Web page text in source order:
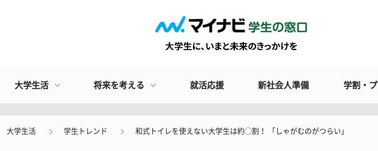
大学生活 将来を考える 就活応援 新社会人準備 学割・
大学生活 学生トレンド 和式トイレを使えない大学生は約◯割！ 「しゃがむのがつらい」